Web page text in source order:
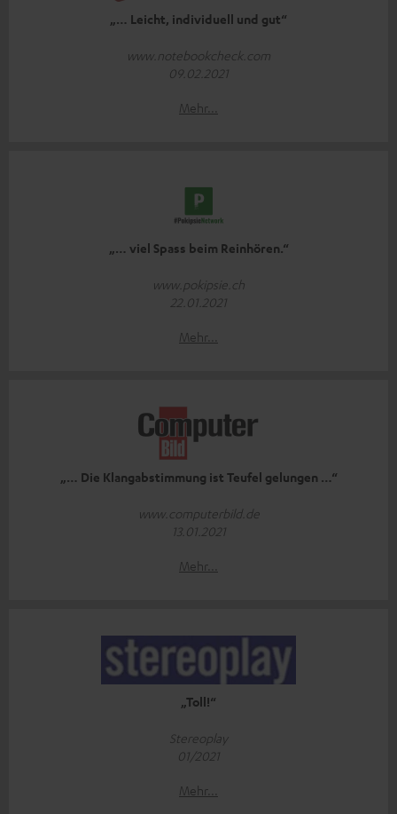
„… Leicht, individuell und gut“
www.notebookcheck.com
09.02.2021
Mehr...
„… viel Spass beim Reinhören.“
www.pokipsie.ch
22.01.2021
Mehr...
„… Die Klangabstimmung ist Teufel gelungen …“
www.computerbild.de
13.01.2021
Mehr...
„Toll!“
Stereoplay
01/2021
Mehr...